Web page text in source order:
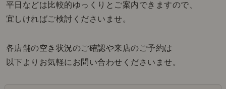
平日などは比較的ゆっくりとご案内できますので、
宜しければご検討くださいませ。
各店舗の空き状況のご確認や来店のご予約は
以下よりお気軽にお問い合わせくださいませ。